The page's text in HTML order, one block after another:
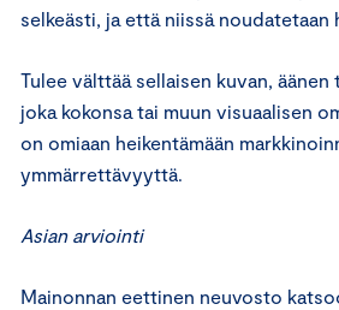
selkeästi, ja että niissä noudatetaan
Tulee välttää sellaisen kuvan,
joka kokonsa tai muun visuaalisen
on omiaan heikentämään
ymmärrettävyyttä.
Asian arviointi
Mainonnan eettinen neuvosto